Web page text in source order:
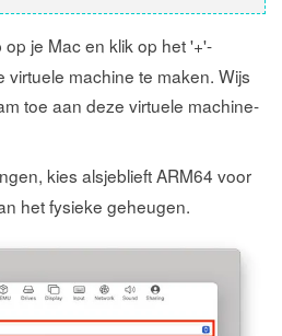
op je Mac en klik op het '+'-
machine te maken. Wijs
toe aan deze virtuele machine-
kies alsjeblieft ARM64 voor
het fysieke geheugen.